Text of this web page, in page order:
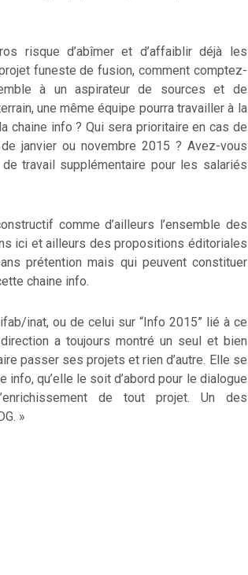
risque d’abîmer et d’affaiblir déjà les
funeste de fusion, comment comptez-
à un aspirateur de sources et de
une même équipe pourra travailler à la
chaine info ? Qui sera prioritaire en cas de
janvier ou novembre 2015 ? Avez-vous
travail supplémentaire pour les salariés
comme d’ailleurs l’ensemble des
ici et ailleurs des propositions éditoriales
prétention mais qui peuvent constituer
chaine info.
inat, ou de celui sur “Info 2015” lié à ce
a toujours montré un seul et bien
passer ses projets et rien d’autre. Elle se
qu’elle le soit d’abord pour le dialogue
de tout projet. Un des
»